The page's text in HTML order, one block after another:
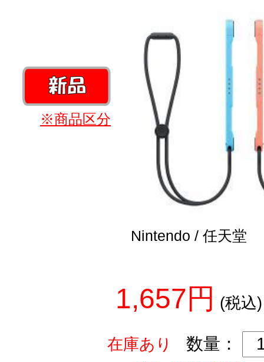
※商品区分
Nintendo / 任天堂
1,657円 (税込)
在庫あり 数量：